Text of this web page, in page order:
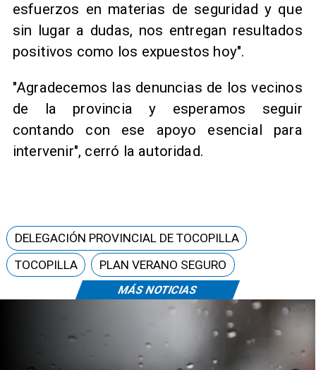
esfuerzos en materias de seguridad y que
sin lugar a dudas, nos entregan resultados
positivos como los expuestos hoy".
"Agradecemos las denuncias de los vecinos
de la provincia y esperamos seguir
contando con ese apoyo esencial para
intervenir", cerró la autoridad.
MÁS NOTICIAS
DELEGACIÓN PROVINCIAL DE TOCOPILLA
TOCOPILLA
PLAN VERANO SEGURO